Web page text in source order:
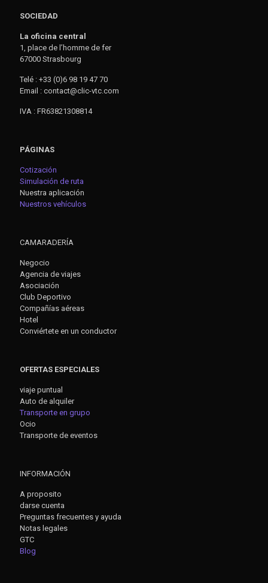
SOCIEDAD
La oficina central
1, place de l’homme de fer
67000 Strasbourg
Telé : +33 (0)6 98 19 47 70
Email : contact@clic-vtc.com
IVA : FR63821308814
PÁGINAS
Cotización
Simulación de ruta
Nuestra aplicación
Nuestros vehículos
CAMARADERÍA
Negocio
Agencia de viajes
Asociación
Club Deportivo
Compañías aéreas
Hotel
Conviértete en un conductor
OFERTAS ESPECIALES
viaje puntual
Auto de alquiler
Transporte en grupo
Ocio
Transporte de eventos
INFORMACIÓN
A proposito
darse cuenta
Preguntas frecuentes y ayuda
Notas legales
GTC
Blog